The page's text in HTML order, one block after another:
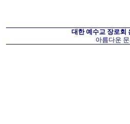
대한 예수교 장로회
아름다운